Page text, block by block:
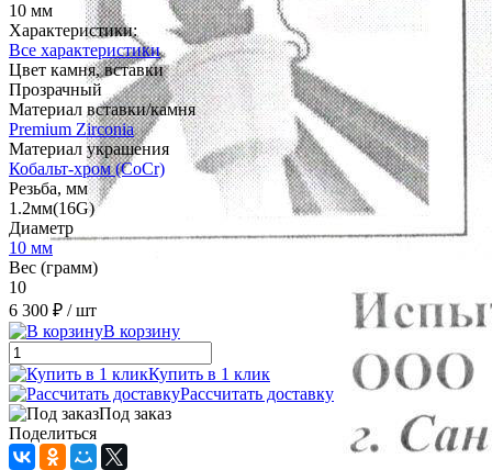
10 мм
Характеристики:
Все характеристики
Цвет камня, вставки
Прозрачный
Материал вставки/камня
Premium Zirconia
Материал украшения
Кобальт-хром (CoCr)
Резьба, мм
1.2мм(16G)
Диаметр
10 мм
Вес (грамм)
10
6 300 ₽ / шт
В корзину
Купить в 1 клик
Рассчитать доставку
Под заказ
Поделиться